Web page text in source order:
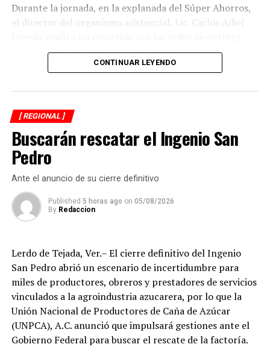
Durante la jornada, en la explanada del Súper Ahorros,
el director del organismo asistencial, Lic. Carlos Adiel
para supervisar las actividades desarrolladas por el área
de Plan Alimentario, reconociendo el compromiso y la
beneficio a la población para fortalecer la alimentación
y el desarrollo de las familias.
Asimismo, se informa a las personas beneficiarias que las
entregas continuarán los días jueves 6 y viernes 7 de
agosto, de acuerdo con las sedes, horarios y localidades
que previamente fueron difundidos a través de los
canales oficiales del DIF, cuya institución refrenda su
compromiso de trabajar de manera cercana con la
ciudadanía, demostrando con trabajo, resultados y
CONTINUAR LEYENDO
[ REGIONAL ]
Buscarán rescatar el Ingenio San
Pedro
Ante el anuncio de su cierre definitivo
Published 5 horas ago on 05/08/2026
By Redaccion
Lerdo de Tejada, Ver.– El cierre definitivo del Ingenio
San Pedro abrió un escenario de incertidumbre para
miles de productores, obreros y prestadores de servicios
vinculados a la agroindustria azucarera, por lo que la
Unión Nacional de Productores de Caña de Azúcar
(UNPCA), A.C. anunció que impulsará gestiones ante el
Gobierno Federal para buscar el rescate de la factoría.